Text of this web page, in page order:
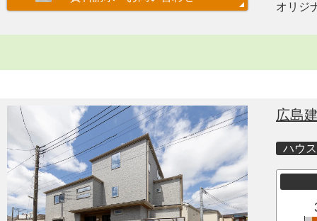
オリジ
広島
ハウ